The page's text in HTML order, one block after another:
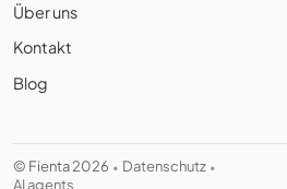
Über uns
Kontakt
Blog
© Fienta 2026 • Datenschutz •
AI agents